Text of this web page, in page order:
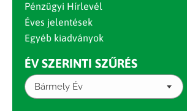
Pénzügyi Hírlevél
Éves jelentések
Egyéb kiadványok
ÉV SZERINTI SZŰRÉS
Bármely Év